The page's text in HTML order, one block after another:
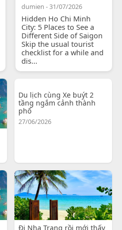
dumien - 31/07/2026
Hidden Ho Chi Minh
City: 5 Places to See a
Different Side of Saigon
Skip the usual tourist
checklist for a while and
dis...
Du lịch cùng Xe buýt 2
tầng ngắm cảnh thành
phố
27/06/2026
Đi Nha Trang rồi mới thấy